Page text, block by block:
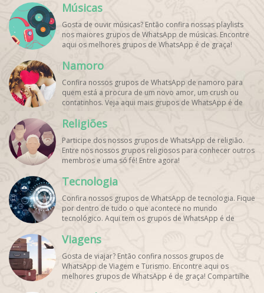
Músicas
Gosta de ouvir músicas? Então confira nossas playlists
nos maiores grupos de WhatsApp de músicas. Encontre
aqui os melhores grupos de WhatsApp é de graça!
Namoro
Confira nossos grupos de WhatsApp de namoro para
quem está a procura de um novo amor, um crush ou
contatinhos. Veja aqui mais grupos de WhatsApp é de
Religiões
Participe dos nossos grupos de WhatsApp de religião.
Entre nos nossos grupos religiosos para conhecer outros
membros e uma só fé! Entre agora!
Tecnologia
Confira nossos grupos de WhatsApp de tecnologia. Fique
por dentro de tudo o que acontece no mundo
tecnológico. Aqui tem os grupos de WhatsApp é de
Viagens
Gosta de viajar? Então confira nossos grupos de
WhatsApp de Viagem e Turismo. Encontre aqui os
melhores grupos de WhatsApp é de graça! Compartilhe